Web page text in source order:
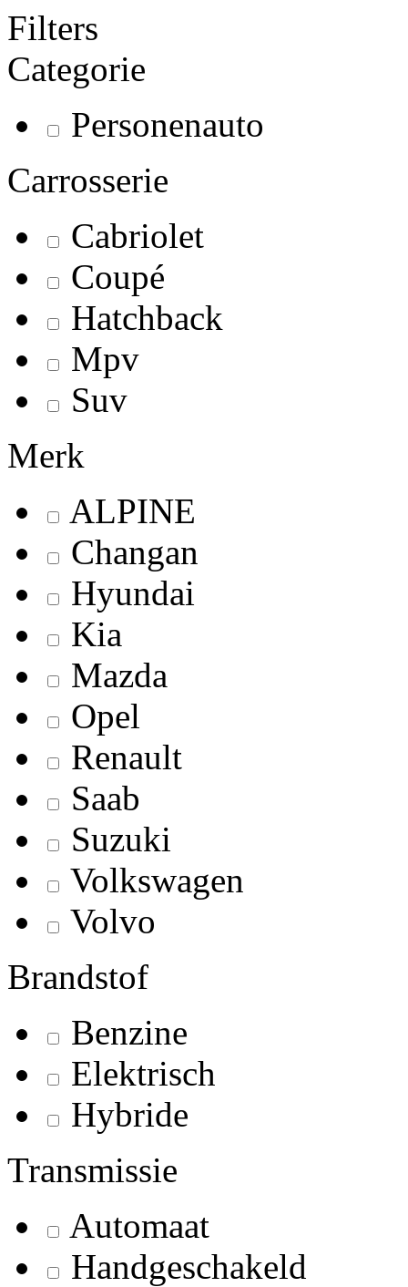
Filters
Categorie
Personenauto
Carrosserie
Cabriolet
Coupé
Hatchback
Mpv
Suv
Merk
ALPINE
Changan
Hyundai
Kia
Mazda
Opel
Renault
Saab
Suzuki
Volkswagen
Volvo
Brandstof
Benzine
Elektrisch
Hybride
Transmissie
Automaat
Handgeschakeld